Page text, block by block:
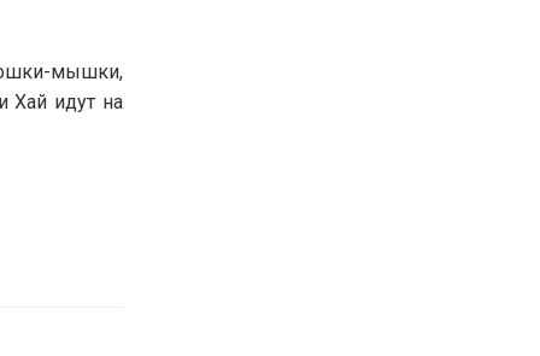
мышки,
Хай идут на